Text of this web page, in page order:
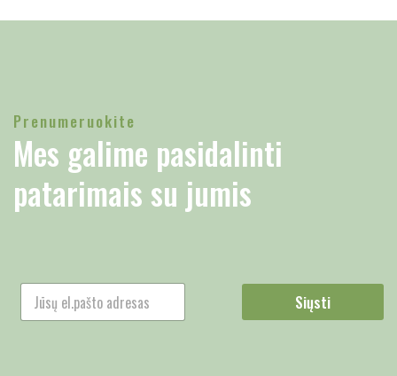
Prenumeruokite
Mes galime pasidalinti
patarimais su jumis
Siųsti